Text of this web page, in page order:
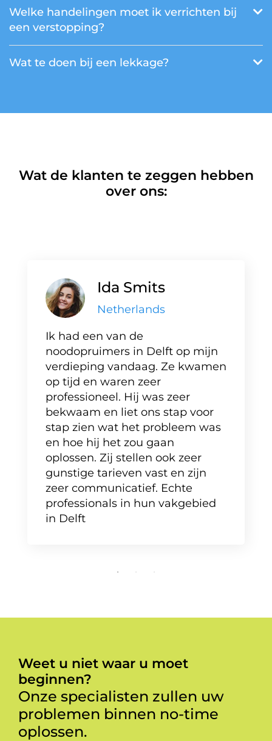
Welke handelingen moet ik verrichten bij
een verstopping?
Wat te doen bij een lekkage?
Wat de klanten te zeggen hebben
over ons:
Ida Smits
Netherlands
Ik had een van de
noodopruimers in Delft op mijn
verdieping vandaag. Ze kwamen
op tijd en waren zeer
professioneel. Hij was zeer
bekwaam en liet ons stap voor
stap zien wat het probleem was
en hoe hij het zou gaan
oplossen. Zij stellen ook zeer
gunstige tarieven vast en zijn
zeer communicatief. Echte
professionals in hun vakgebied
in Delft
Weet u niet waar u moet
beginnen?
Onze specialisten zullen uw
problemen binnen no-time
oplossen.